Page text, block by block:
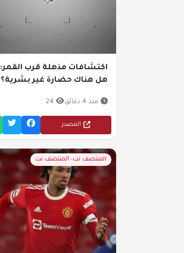
اكتشافات مذهلة قرب القمر:
هل هناك حضارة غير بشرية؟
منذ 4 دقائق 24
المصدر
المنتصف نت- المنتصف نت